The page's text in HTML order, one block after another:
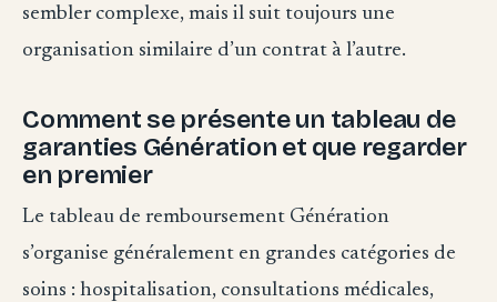
sembler complexe, mais il suit toujours une
organisation similaire d’un contrat à l’autre.
Comment se présente un tableau de
garanties Génération et que regarder
en premier
Le tableau de remboursement Génération
s’organise généralement en grandes catégories de
soins : hospitalisation, consultations médicales,